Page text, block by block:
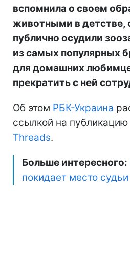
вспомнила о своем
животными в детстве,
публично осудили
из самых популярных
для домашних
прекратить с ней
Об этом РБК-Украина
ссылкой на
Threads.
Больше интересного:
покидает место